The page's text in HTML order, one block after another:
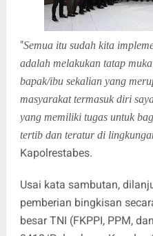
"Semua itu sudah kita
adalah melakukan tatap
bapak/ibu sekalian yang
masyarakat termasuk diri
yang memiliki tugas untuk
tertib dan teratur di
Kapolrestabes.
Usai kata sambutan,
pemberian bingkisan
besar TNI (FKPPI, PPM,